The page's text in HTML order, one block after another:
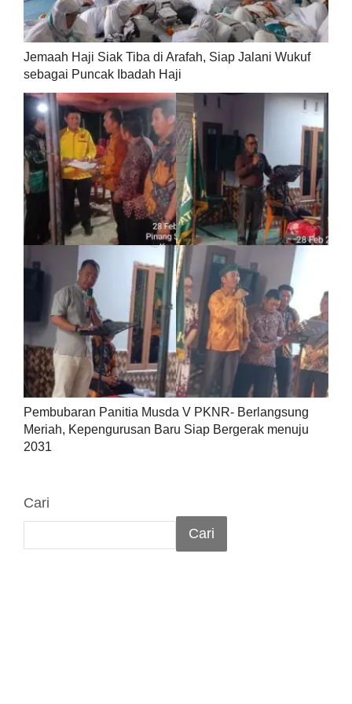
Jemaah Haji Siak Tiba di Arafah, Siap Jalani Wukuf
sebagai Puncak Ibadah Haji
Pembubaran Panitia Musda V PKNR- Berlangsung
Meriah, Kepengurusan Baru Siap Bergerak menuju
2031
Cari
Cari